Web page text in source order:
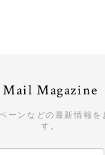
Mail Magazine
ーンなどの最新情報を
す。